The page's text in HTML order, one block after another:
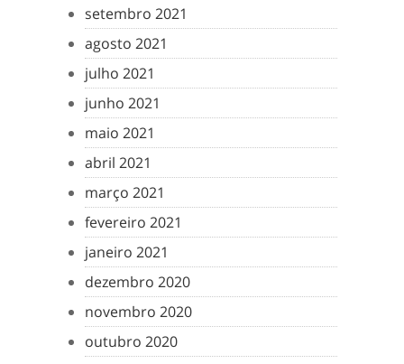
setembro 2021
agosto 2021
julho 2021
junho 2021
maio 2021
abril 2021
março 2021
fevereiro 2021
janeiro 2021
dezembro 2020
novembro 2020
outubro 2020